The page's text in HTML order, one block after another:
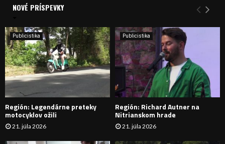
i
e
:
Y
H
D
NOVÉ PRÍSPEVKY
Publicistika
Región: Legendárne preteky
motocyklov ožili
21. júla 2026
Publicistika
Región: Richard Autner na
Nitrianskom hrade
21. júla 2026